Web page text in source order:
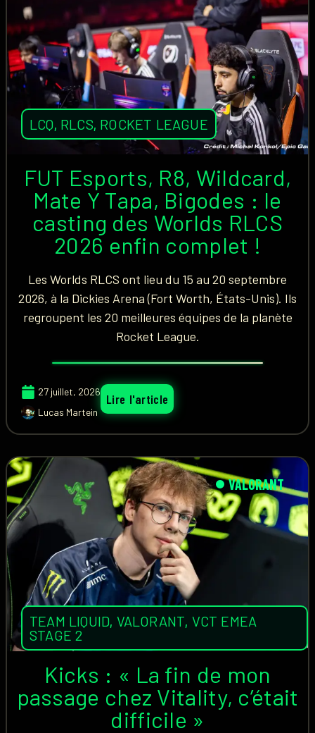
LCQ, RLCS, ROCKET LEAGUE
FUT Esports, R8, Wildcard,
Mate Y Tapa, Bigodes : le
casting des Worlds RLCS
2026 enfin complet !
Les Worlds RLCS ont lieu du 15 au 20 septembre
2026, à la Dickies Arena (Fort Worth, États-Unis). Ils
regroupent les 20 meilleures équipes de la planète
Rocket League.
27 juillet, 2026
Lucas Martein
Lire l'article
VALORANT
TEAM LIQUID, VALORANT, VCT EMEA
STAGE 2
Kicks : « La fin de mon
passage chez Vitality, c’était
difficile »